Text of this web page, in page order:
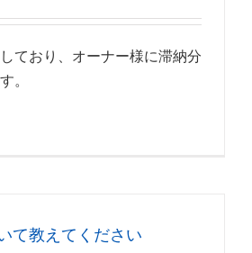
ており、オーナー様に滞納分
。
て教えてください